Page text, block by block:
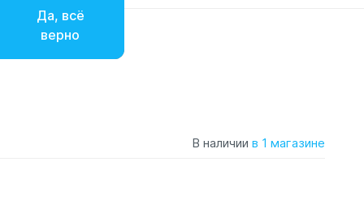
Да, всё
верно
В наличии в 1 магазине